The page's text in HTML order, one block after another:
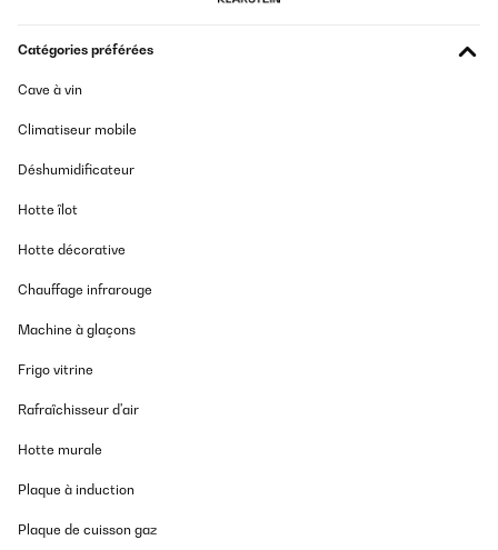
Catégories préférées
Cave à vin
Climatiseur mobile
Déshumidificateur
Hotte îlot
Hotte décorative
Chauffage infrarouge
Machine à glaçons
Frigo vitrine
Rafraîchisseur d'air
Hotte murale
Plaque à induction
Plaque de cuisson gaz